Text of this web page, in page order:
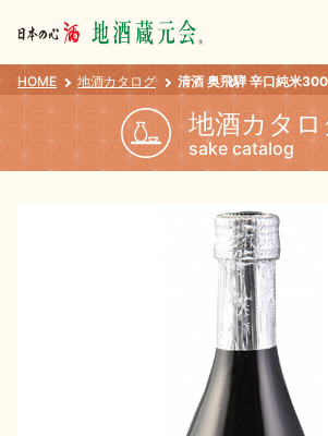
会員登録
地酒カタロ
HOME 地酒カタログ 清酒 奥飛騨 辛口純米300
地酒カタ
sake catalog